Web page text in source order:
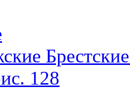
128